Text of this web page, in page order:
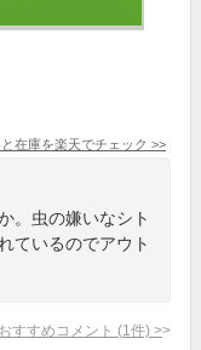
在庫を楽天でチェック >>
。虫の嫌いなシト
ているのでアウト
すすめコメント (1 件) >